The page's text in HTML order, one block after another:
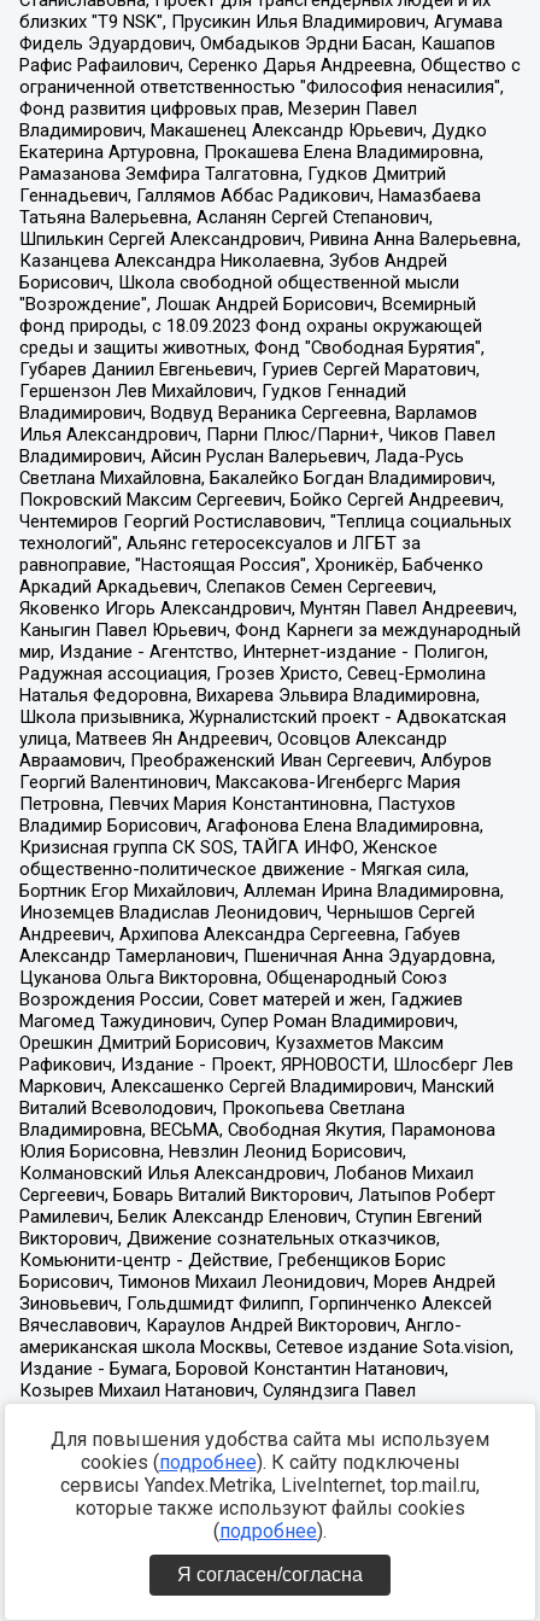
Для повышения удобства сайта мы используем
cookies (подробнее). К сайту подключены
сервисы Yandex.Metrika, LiveInternet, top.mail.ru,
которые также используют файлы cookies
(подробнее).
Я согласен/согласна